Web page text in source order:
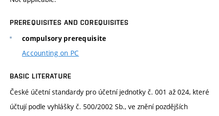
PREREQUISITES AND COREQUISITES
compulsory prerequisite
Accounting on PC
BASIC LITERATURE
České účetní standardy pro účetní jednotky č. 001 až 024, které
účtují podle vyhlášky č. 500/2002 Sb., ve znění pozdějších